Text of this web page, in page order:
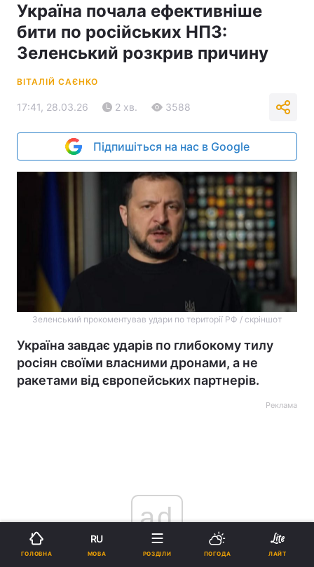
Україна почала ефективніше
бити по російських НПЗ:
Зеленський розкрив причину
ВІТАЛІЙ САЄНКО
17:41, 28.03.26 2 хв. 3588
Підпишіться на нас в Google
Зеленський прокоментував удари по території РФ / скріншот
Україна завдає ударів по глибокому тилу
росіян своїми власними дронами, а не
ракетами від європейських партнерів.
Реклама
ad
ГОЛОВНА
RU
МОВА РОЗДІЛИ ПОГОДА ЛАЙТ